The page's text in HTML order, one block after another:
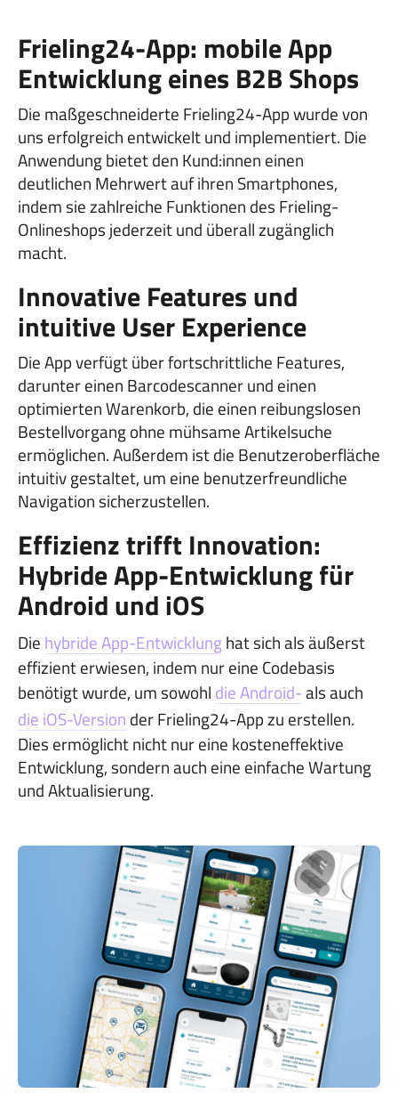
Frieling24-App: mobile App
Entwicklung eines B2B Shops
Die maßgeschneiderte Frieling24-App wurde von
uns erfolgreich entwickelt und implementiert. Die
Anwendung bietet den Kund:innen einen
deutlichen Mehrwert auf ihren Smartphones,
indem sie zahlreiche Funktionen des Frieling-
Onlineshops jederzeit und überall zugänglich
macht.
Innovative Features und
intuitive User Experience
Die App verfügt über fortschrittliche Features,
darunter einen Barcodescanner und einen
optimierten Warenkorb, die einen reibungslosen
Bestellvorgang ohne mühsame Artikelsuche
ermöglichen. Außerdem ist die Benutzeroberfläche
intuitiv gestaltet, um eine benutzerfreundliche
Navigation sicherzustellen.
Effizienz trifft Innovation:
Hybride App-Entwicklung für
Android und iOS
Die hybride App-Entwicklunghat sich als äußerst
effizient erwiesen, indem nur eine Codebasis
benötigt wurde, um sowohl die Android-als auch
die iOS-Version der Frieling24-App zu erstellen.
Dies ermöglicht nicht nur eine kosteneffektive
Entwicklung, sondern auch eine einfache Wartung
und Aktualisierung.